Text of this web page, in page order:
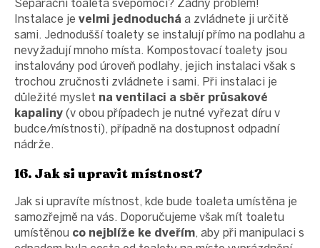
Separační toaleta svépomocí? Žádný problém!
Instalace je velmi jednoduchá a zvládnete ji určitě
sami. Jednodušší toalety se instalují přímo na podlahu a
nevyžadují mnoho místa. Kompostovací toalety jsou
instalovány pod úroveň podlahy, jejich instalaci však s
trochou zručnosti zvládnete i sami. Při instalaci je
důležité myslet na ventilaci a sběr průsakové
kapaliny (v obou případech je nutné vyřezat díru v
budce/místnosti), případně na dostupnost odpadní
nádrže.
16. Jak si upravit místnost?
Jak si upravíte místnost, kde bude toaleta umístěna je
samozřejmě na vás. Doporučujeme však mít toaletu
umístěnou co nejblíže ke dveřím, aby při manipulaci s